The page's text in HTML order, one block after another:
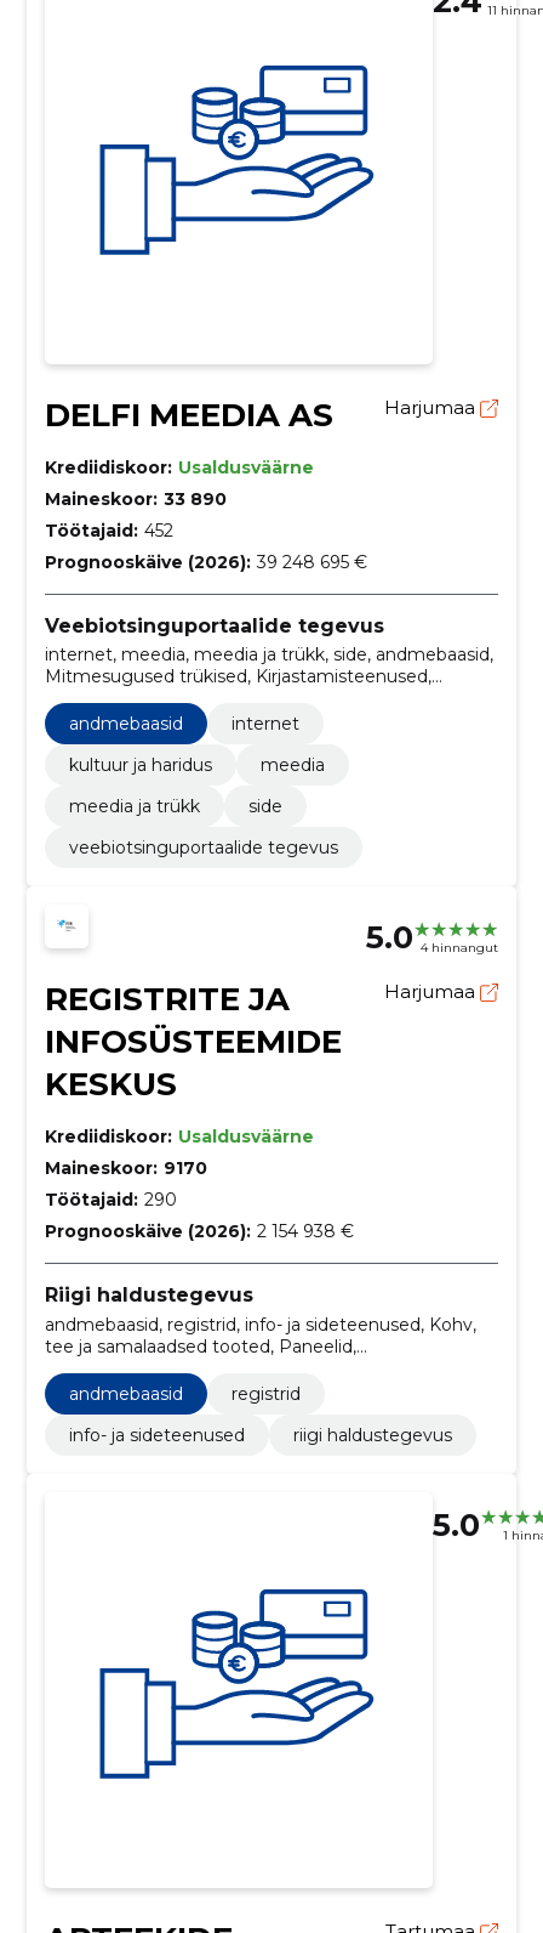
11
DELFI MEEDIA AS Harjumaa
Krediidiskoor: Usaldusväärne
Maineskoor: 33 890
Töötajaid: 452
Prognooskäive (2026): 39 248 695 €
Veebiotsinguportaalide tegevus
internet, meedia, meedia ja trükk, side, andmebaasid,
Mitmesugused trükised, Kirjastamisteenused,
Äriorganisatsioonide teenused,
Reklaamikampaaniateenused, trükiteenused
andmebaasid
internet
kultuur ja haridus
meedia
meedia ja trükk
side
veebiotsinguportaalide tegevus
5.0 4 hinnangut
REGISTRITE JA
INFOSÜSTEEMIDE
KESKUS
Harjumaa
Krediidiskoor: Usaldusväärne
Maineskoor: 9170
Töötajaid: 290
Prognooskäive (2026): 2 154 938 €
Riigi haldustegevus
andmebaasid, registrid, info- ja sideteenused, Kohv,
tee ja samalaadsed tooted, Paneelid,
Elektronpostisüsteemid, Mälulaiendusseadmed,
Infosüsteemid, Serverid, Kontorimasinate hooldus ja
remont
andmebaasid
registrid
info- ja sideteenused
riigi haldustegevus
5.0 1